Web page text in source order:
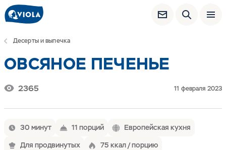
Десерты и выпечка
ОВСЯНОЕ ПЕЧЕНЬЕ
2365 11 февраля 2023
30 минут 11 порций
Европейская кухня
Для продвинутых
75 ккал / порцию